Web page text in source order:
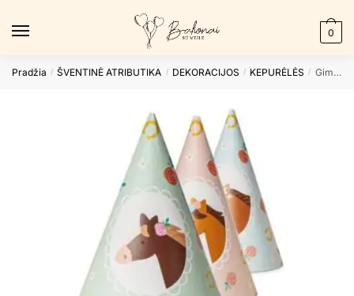
0
Pradžia / ŠVENTINĖ ATRIBUTIKA / DEKORACIJOS / KEPURĖLĖS / Gimtadienio kepurėlės HORSE